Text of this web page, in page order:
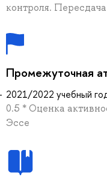
контроля.
Промежуточная
2021/2022 учебный
0.5 * Оценка
Эссе